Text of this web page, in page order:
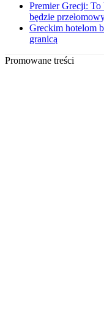
Premier Grecji:
będzie
Greckim hotelom
granicą
Promowane treści